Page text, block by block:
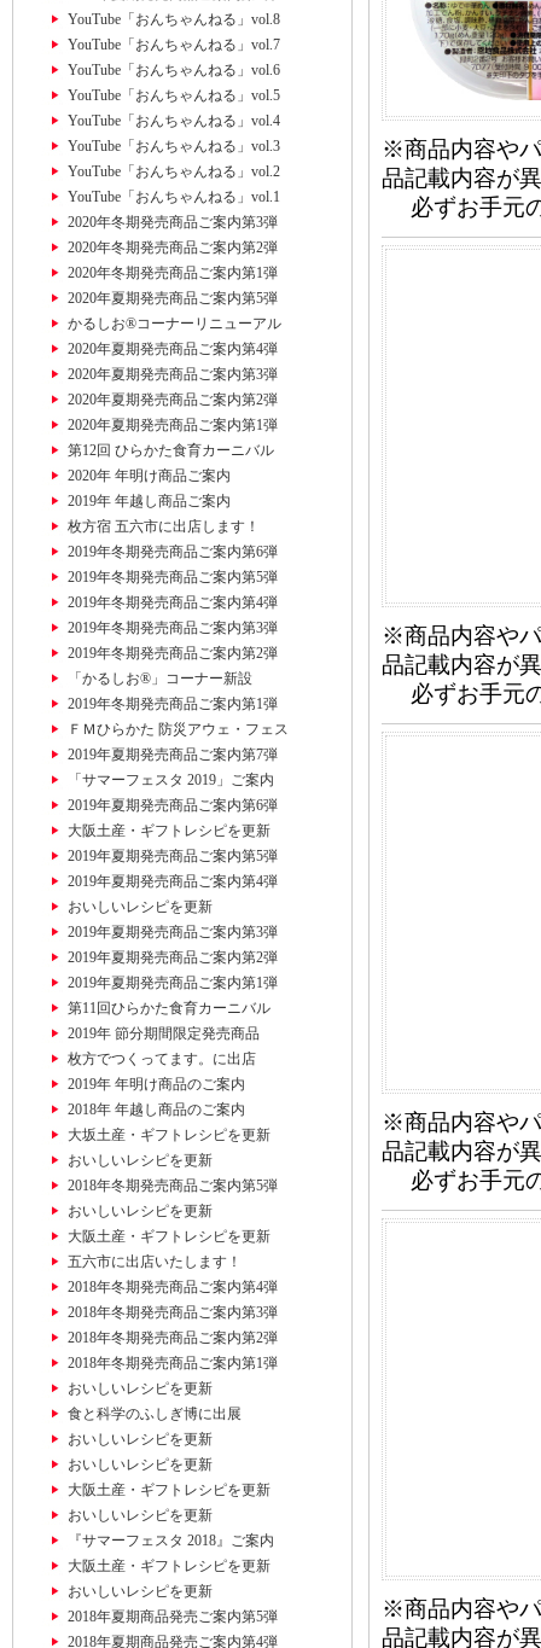
※商品内容や
品記載内容が
必ずお手元
※商品内容や
品記載内容が
必ずお手元
※商品内容や
品記載内容が
必ずお手元
※商品内容や
品記載内容が
YouTube「おんちゃんねる」vol.8
YouTube「おんちゃんねる」vol.7
YouTube「おんちゃんねる」vol.6
YouTube「おんちゃんねる」vol.5
YouTube「おんちゃんねる」vol.4
YouTube「おんちゃんねる」vol.3
YouTube「おんちゃんねる」vol.2
YouTube「おんちゃんねる」vol.1
2020年冬期発売商品ご案内第3弾
2020年冬期発売商品ご案内第2弾
2020年冬期発売商品ご案内第1弾
2020年夏期発売商品ご案内第5弾
かるしお®コーナーリニューアル
2020年夏期発売商品ご案内第4弾
2020年夏期発売商品ご案内第3弾
2020年夏期発売商品ご案内第2弾
2020年夏期発売商品ご案内第1弾
第12回 ひらかた食育カーニバル
2020年 年明け商品ご案内
2019年 年越し商品ご案内
枚方宿 五六市に出店します！
2019年冬期発売商品ご案内第6弾
2019年冬期発売商品ご案内第5弾
2019年冬期発売商品ご案内第4弾
2019年冬期発売商品ご案内第3弾
2019年冬期発売商品ご案内第2弾
「かるしお®」コーナー新設
2019年冬期発売商品ご案内第1弾
ＦＭひらかた 防災アウェ・フェス
2019年夏期発売商品ご案内第7弾
「サマーフェスタ 2019」ご案内
2019年夏期発売商品ご案内第6弾
大阪土産・ギフトレシピを更新
2019年夏期発売商品ご案内第5弾
2019年夏期発売商品ご案内第4弾
おいしいレシピを更新
2019年夏期発売商品ご案内第3弾
2019年夏期発売商品ご案内第2弾
2019年夏期発売商品ご案内第1弾
第11回ひらかた食育カーニバル
2019年 節分期間限定発売商品
枚方でつくってます。に出店
2019年 年明け商品のご案内
2018年 年越し商品のご案内
大坂土産・ギフトレシピを更新
おいしいレシピを更新
2018年冬期発売商品ご案内第5弾
おいしいレシピを更新
大阪土産・ギフトレシピを更新
五六市に出店いたします！
2018年冬期発売商品ご案内第4弾
2018年冬期発売商品ご案内第3弾
2018年冬期発売商品ご案内第2弾
2018年冬期発売商品ご案内第1弾
おいしいレシピを更新
食と科学のふしぎ博に出展
おいしいレシピを更新
おいしいレシピを更新
大阪土産・ギフトレシピを更新
おいしいレシピを更新
『サマーフェスタ 2018』ご案内
大阪土産・ギフトレシピを更新
おいしいレシピを更新
2018年夏期商品発売ご案内第5弾
2018年夏期商品発売ご案内第4弾